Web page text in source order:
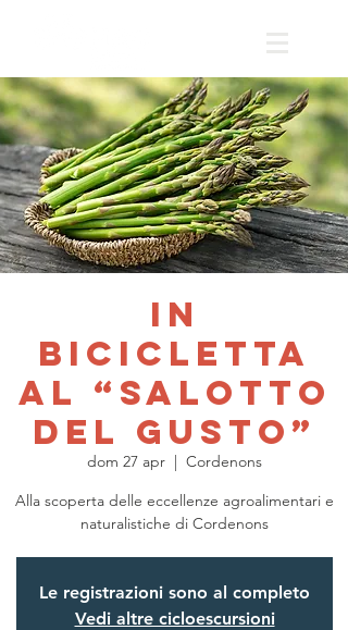
In
bicicletta
al “Salotto
del Gusto”
dom 27 apr
  |
Cordenons
Alla scoperta delle eccellenze agroalimentari e
naturalistiche di Cordenons
Le registrazioni sono al completo
Vedi altre cicloescursioni